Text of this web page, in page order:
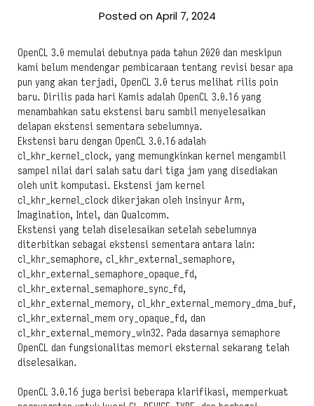
Posted on April 7, 2024
OpenCL 3.0 memulai debutnya pada tahun 2020 dan meskipun
kami belum mendengar pembicaraan tentang revisi besar apa
pun yang akan terjadi, OpenCL 3.0 terus melihat rilis poin
baru. Dirilis pada hari Kamis adalah OpenCL 3.0.16 yang
menambahkan satu ekstensi baru sambil menyelesaikan
delapan ekstensi sementara sebelumnya.
Ekstensi baru dengan OpenCL 3.0.16 adalah
cl_khr_kernel_clock, yang memungkinkan kernel mengambil
sampel nilai dari salah satu dari tiga jam yang disediakan
oleh unit komputasi. Ekstensi jam kernel
cl_khr_kernel_clock dikerjakan oleh insinyur Arm,
Imagination, Intel, dan Qualcomm.
Ekstensi yang telah diselesaikan setelah sebelumnya
diterbitkan sebagai ekstensi sementara antara lain:
cl_khr_semaphore, cl_khr_external_semaphore,
cl_khr_external_semaphore_opaque_fd,
cl_khr_external_semaphore_sync_fd,
cl_khr_external_memory, cl_khr_external_memory_dma_buf,
cl_khr_external_mem ory_opaque_fd, dan
cl_khr_external_memory_win32. Pada dasarnya semaphore
OpenCL dan fungsionalitas memori eksternal sekarang telah
diselesaikan.
OpenCL 3.0.16 juga berisi beberapa klarifikasi, memperkuat